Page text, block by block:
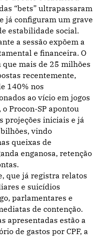
“bets” ultrapassaram
já configuram um grave
estabilidade social.
a sessão expõem a
e financeira. O
mais de 25 milhões
recentemente,
140% nos
ao vício em jogos
Procon-SP apontou
projeções iniciais e já
vindo
queixas de
enganosa, retenção
que já registra relatos
e suicídios
parlamentares e
de contenção.
apresentadas estão a
de gastos por CPF, a